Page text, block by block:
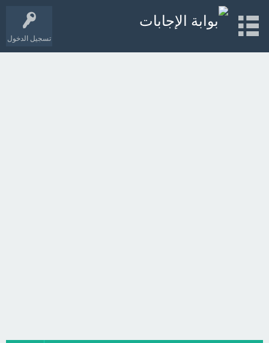
تسجيل الدخول